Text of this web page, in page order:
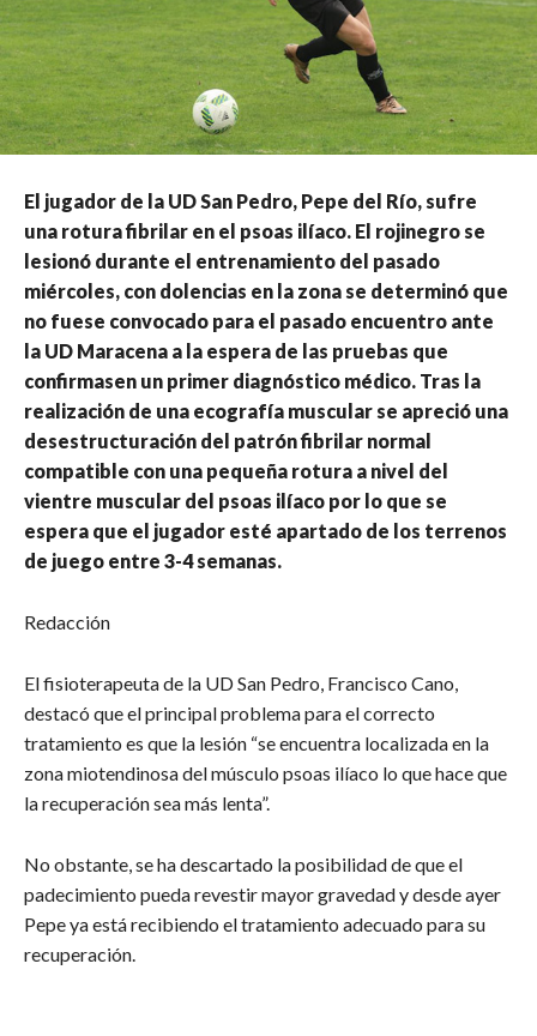
El jugador de la UD San Pedro, Pepe del Río, sufre
una rotura fibrilar en el psoas ilíaco. El rojinegro se
lesionó durante el entrenamiento del pasado
miércoles, con dolencias en la zona se determinó que
no fuese convocado para el pasado encuentro ante
la UD Maracena a la espera de las pruebas que
confirmasen un primer diagnóstico médico. Tras la
realización de una ecografía muscular se apreció una
desestructuración del patrón fibrilar normal
compatible con una pequeña rotura a nivel del
vientre muscular del psoas ilíaco por lo que se
espera que el jugador esté apartado de los terrenos
de juego entre 3-4 semanas.
Redacción
El fisioterapeuta de la UD San Pedro, Francisco Cano,
destacó que el principal problema para el correcto
tratamiento es que la lesión “se encuentra localizada en la
zona miotendinosa del músculo psoas ilíaco lo que hace que
la recuperación sea más lenta”.
No obstante, se ha descartado la posibilidad de que el
padecimiento pueda revestir mayor gravedad y desde ayer
Pepe ya está recibiendo el tratamiento adecuado para su
recuperación.